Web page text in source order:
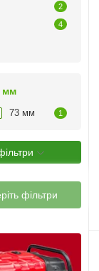
2
4
мм
73 мм 1
фільтри